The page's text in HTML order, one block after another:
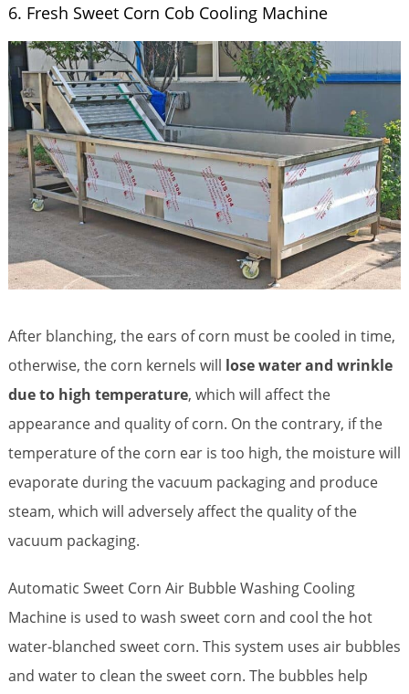
6. Fresh Sweet Corn Cob Cooling Machine
After blanching, the ears of corn must be cooled in time,
otherwise, the corn kernels will lose water and wrinkle
due to high temperature, which will affect the
appearance and quality of corn. On the contrary, if the
temperature of the corn ear is too high, the moisture will
evaporate during the vacuum packaging and produce
steam, which will adversely affect the quality of the
vacuum packaging.
Automatic Sweet Corn Air Bubble Washing Cooling
Machine is used to wash sweet corn and cool the hot
water-blanched sweet corn. This system uses air bubbles
and water to clean the sweet corn. The bubbles help